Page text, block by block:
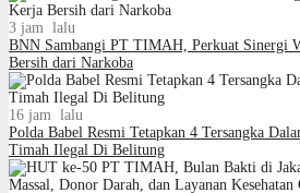
3 jam lalu
BNN Sambangi PT TIMAH, Perkuat Sinergi
Bersih dari Narkoba
16 jam lalu
Polda Babel Resmi Tetapkan 4 Tersangka
Timah Ilegal Di Belitung